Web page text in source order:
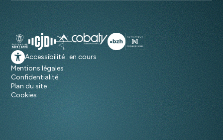
Accessibilité : en cours
Mentions légales
Confidentialité
Plan du site
Cookies